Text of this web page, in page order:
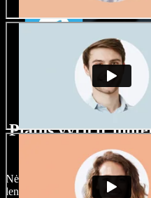
Platus vyrų ir
su
Nėra dviejų vienodų projektų.
lengvai juos prisitaikykite.